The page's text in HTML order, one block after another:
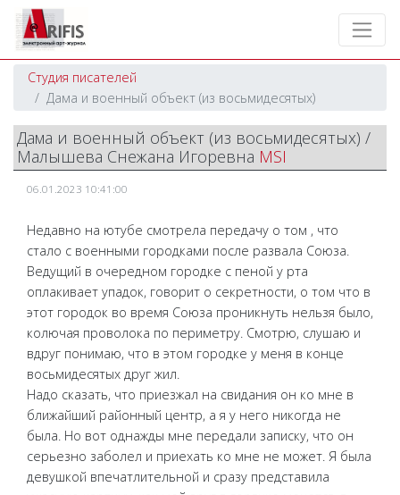
Студия писателей
Дама и военный объект (из восьмидесятых)
Дама и военный объект (из восьмидесятых) /
Малышева Снежана Игоревна MSI
06.01.2023 10:41:00
Недавно на ютубе смотрела передачу о том , что
стало с военными городками после развала Союза.
Ведущий в очередном городке с пеной у рта
оплакивает упадок, говорит о секретности, о том что в
этот городок во время Союза проникнуть нельзя было,
колючая проволока по периметру. Смотрю, слушаю и
вдруг понимаю, что в этом городке у меня в конце
восьмидесятых друг жил.
Надо сказать, что приезжал на свидания он ко мне в
ближайший районный центр, а я у него никогда не
была. Но вот однажды мне передали записку, что он
серьезно заболел и приехать ко мне не может. Я была
девушкой впечатлительной и сразу представила